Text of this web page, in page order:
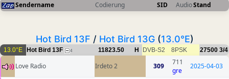
Sendername Codierung SID AudioStand
Hot Bird 13F / Hot Bird 13G(13.0°E)
13.0°E Hot Bird 13F 4 11823.50 H DVB-S2 8PSK 27500 3/4
Love Radio Irdeto 2 309
711
gre
2025-04-03